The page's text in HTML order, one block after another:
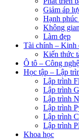
Giảm áp
Hạnh
Không
Làm đẹp
Tài chính – Kinh
Kiến thức
Ô tô – Công nghệ
Học tập – Lập
Lập trình
Lập trình
Lập trình
Lập trình
Lập trình
Lập trình
Khoa học